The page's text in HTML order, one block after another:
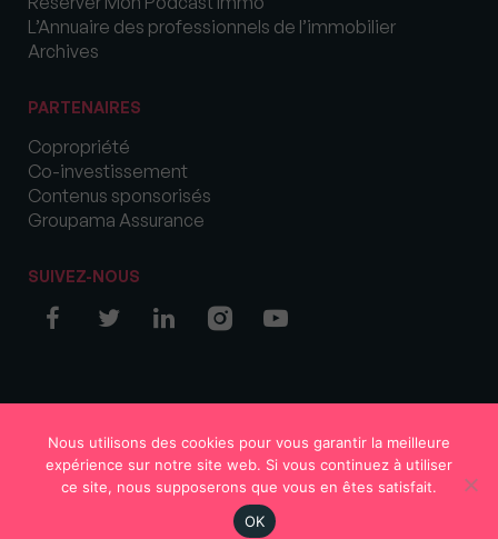
L’Annuaire des professionnels de l’immobilier
Archives
PARTENAIRES
Copropriété
Co-investissement
Contenus sponsorisés
Groupama Assurance
SUIVEZ-NOUS
Nous utilisons des cookies pour vous garantir la meilleure
expérience sur notre site web. Si vous continuez à utiliser
ce site, nous supposerons que vous en êtes satisfait.
OK